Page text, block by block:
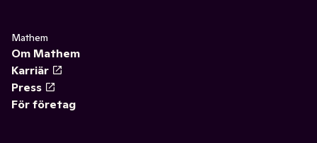
Mathem
Om Mathem
Karriär
Press
För företag